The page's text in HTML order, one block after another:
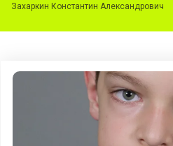
Захаркин Константин Александрович